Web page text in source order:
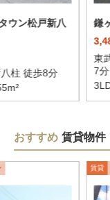
ウン松戸新八
柱 徒歩8分
鎌
東
7分
おすすめ 賃貸物件
賃貸